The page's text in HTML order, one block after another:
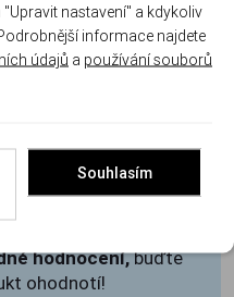
Porovnat
8 790 Kč
hodnocení,buďte
ohodnotí!
nastavení" a kdykoliv
informace najdete
údajů a používání souborů
Souhlasím